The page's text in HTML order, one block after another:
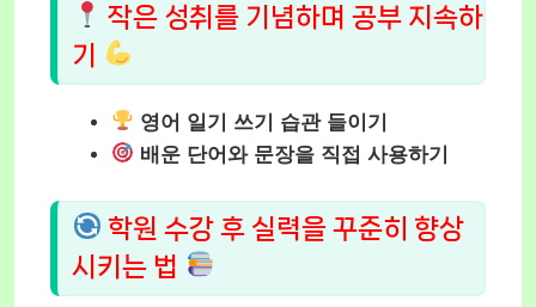
작은 성취를 기념하며 공부 지속하
기
영어 일기 쓰기 습관 들이기
배운 단어와 문장을 직접 사용하기
학원 수강 후 실력을 꾸준히 향상
시키는 법